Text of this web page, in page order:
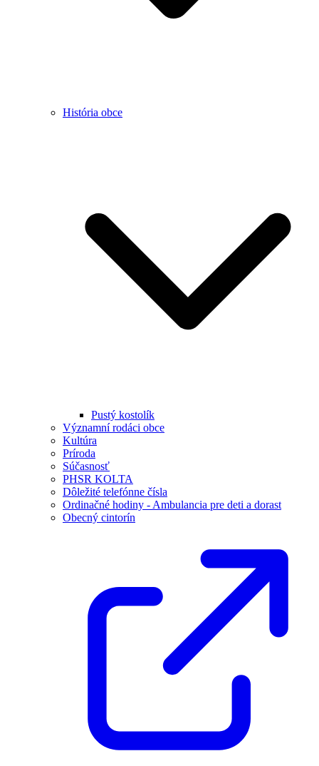
História obce
Pustý kostolík
Významní rodáci obce
Kultúra
Príroda
Súčasnosť
PHSR KOLTA
Dôležité telefónne čísla
Ordinačné hodiny - Ambulancia pre deti a dorast
Obecný cintorín